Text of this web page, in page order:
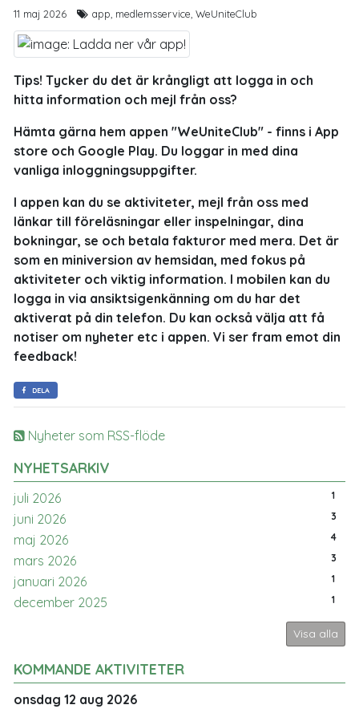
Nyheter som RSS-flöde
NYHETSARKIV
juli 2026 1
juni 2026 3
maj 2026 4
mars 2026 3
januari 2026 1
december 2025 1
Visa alla
KOMMANDE AKTIVITETER
onsdag 12 aug 2026
11 maj 2026 app, medlemsservice, WeUniteClub
Tips! Tycker du det är krångligt att logga in och
hitta information och mejl från oss?
Hämta gärna hem appen "WeUniteClub" - finns i App
store och Google Play. Du loggar in med dina
vanliga inloggningsuppgifter.
I appen kan du se aktiviteter, mejl från oss med
länkar till föreläsningar eller inspelningar, dina
bokningar, se och betala fakturor med mera. Det är
som en miniversion av hemsidan, med fokus på
aktiviteter och viktig information. I mobilen kan du
logga in via ansiktsigenkänning om du har det
aktiverat på din telefon. Du kan också välja att få
notiser om nyheter etc i appen. Vi ser fram emot din
feedback!
DELA